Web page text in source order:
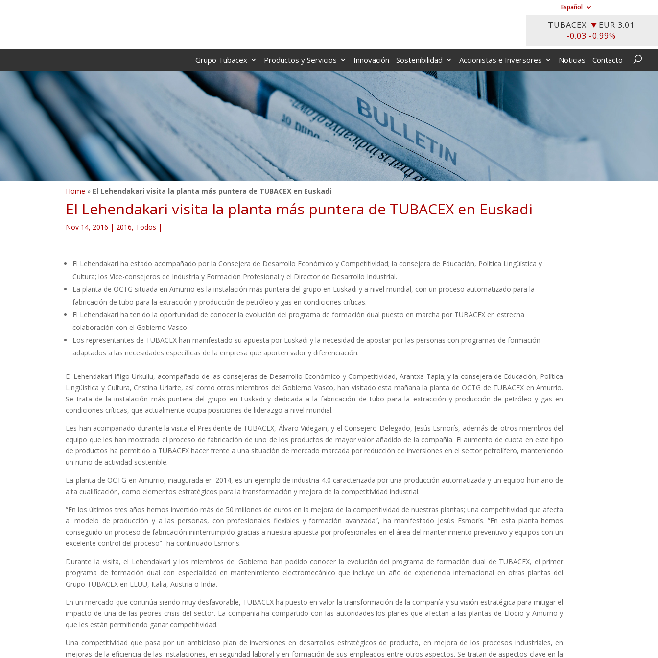
Español
Grupo Tubacex Productos y Servicios Innovación Sostenibilidad Accionistas e Inversores Noticias Contacto
Home » El Lehendakari visita la planta más puntera de TUBACEX en Euskadi
El Lehendakari visita la planta más puntera de TUBACEX en Euskadi
Nov 14, 2016 | 2016, Todos |
El Lehendakari ha estado acompañado por la Consejera de Desarrollo Económico y Competitividad; la consejera de Educación, Política Lingüística y
Cultura; los Vice-consejeros de Industria y Formación Profesional y el Director de Desarrollo Industrial.
La planta de OCTG situada en Amurrio es la instalación más puntera del grupo en Euskadi y a nivel mundial, con un proceso automatizado para la
fabricación de tubo para la extracción y producción de petróleo y gas en condiciones críticas.
El Lehendakari ha tenido la oportunidad de conocer la evolución del programa de formación dual puesto en marcha por TUBACEX en estrecha
colaboración con el Gobierno Vasco
Los representantes de TUBACEX han manifestado su apuesta por Euskadi y la necesidad de apostar por las personas con programas de formación
adaptados a las necesidades específicas de la empresa que aporten valor y diferenciación.
El Lehendakari Iñigo Urkullu, acompañado de las consejeras de Desarrollo Económico y Competitividad, Arantxa Tapia; y la consejera de Educación, Política
Lingüística y Cultura, Cristina Uriarte, así como otros miembros del Gobierno Vasco, han visitado esta mañana la planta de OCTG de TUBACEX en Amurrio.
Se trata de la instalación más puntera del grupo en Euskadi y dedicada a la fabricación de tubo para la extracción y producción de petróleo y gas en
condiciones críticas, que actualmente ocupa posiciones de liderazgo a nivel mundial.
Les han acompañado durante la visita el Presidente de TUBACEX, Álvaro Videgain, y el Consejero Delegado, Jesús Esmorís, además de otros miembros del
equipo que les han mostrado el proceso de fabricación de uno de los productos de mayor valor añadido de la compañía. El aumento de cuota en este tipo
de productos ha permitido a TUBACEX hacer frente a una situación de mercado marcada por reducción de inversiones en el sector petrolífero, manteniendo
un ritmo de actividad sostenible.
La planta de OCTG en Amurrio, inaugurada en 2014, es un ejemplo de industria 4.0 caracterizada por una producción automatizada y un equipo humano de
alta cualificación, como elementos estratégicos para la transformación y mejora de la competitividad industrial.
“En los últimos tres años hemos invertido más de 50 millones de euros en la mejora de la competitividad de nuestras plantas; una competitividad que afecta
al modelo de producción y a las personas, con profesionales flexibles y formación avanzada”, ha manifestado Jesús Esmorís. “En esta planta hemos
conseguido un proceso de fabricación ininterrumpido gracias a nuestra apuesta por profesionales en el área del mantenimiento preventivo y equipos con un
excelente control del proceso”- ha continuado Esmorís.
Durante la visita, el Lehendakari y los miembros del Gobierno han podido conocer la evolución del programa de formación dual de TUBACEX, el primer
programa de formación dual con especialidad en mantenimiento electromecánico que incluye un año de experiencia internacional en otras plantas del
Grupo TUBACEX en EEUU, Italia, Austria o India.
En un mercado que continúa siendo muy desfavorable, TUBACEX ha puesto en valor la transformación de la compañía y su visión estratégica para mitigar el
impacto de una de las peores crisis del sector. La compañía ha compartido con las autoridades los planes que afectan a las plantas de Llodio y Amurrio y
que les están permitiendo ganar competitividad.
Una competitividad que pasa por un ambicioso plan de inversiones en desarrollos estratégicos de producto, en mejora de los procesos industriales, en
mejoras de la eficiencia de las instalaciones, en seguridad laboral y en formación de sus empleados entre otros aspectos. Se tratan de aspectos clave en la